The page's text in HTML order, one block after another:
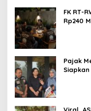
FK RT-
Rp240
Pajak